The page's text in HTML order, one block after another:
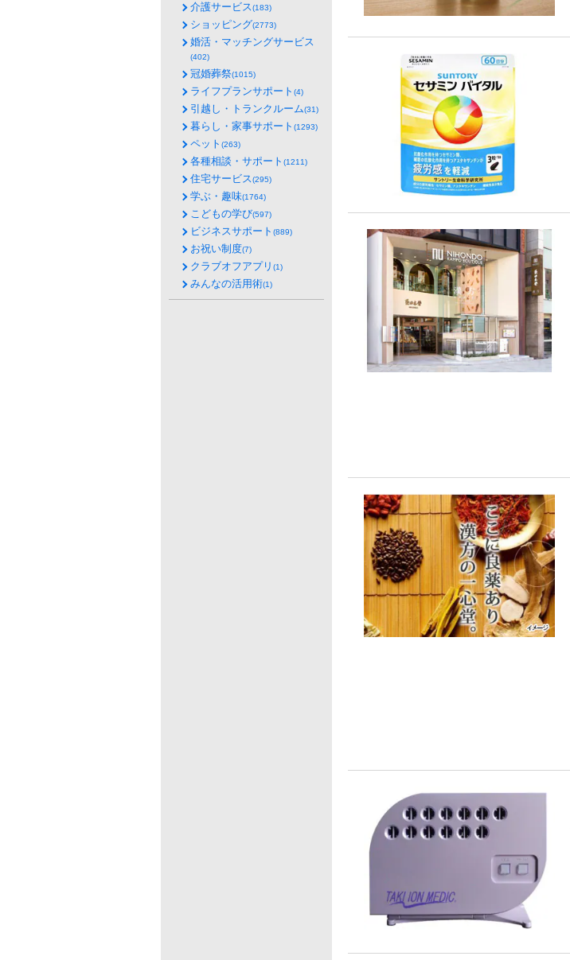
介護サービス(183)
ショッピング(2773)
婚活・マッチングサービス
(402)
冠婚葬祭(1015)
ライフプランサポート (4)
引越し・トランクルーム(31)
暮らし・家事サポート (1293)
ペット (263)
各種相談・サポート (1211)
住宅サービス(295)
学ぶ・趣味(1764)
こどもの学び(597)
ビジネスサポート (889)
お祝い制度(7)
クラブオフアプリ (1)
みんなの活用術(1)